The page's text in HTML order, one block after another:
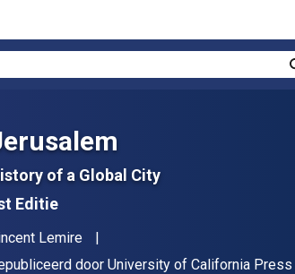
of a Global City
Editie
Lemire
door University of California Press